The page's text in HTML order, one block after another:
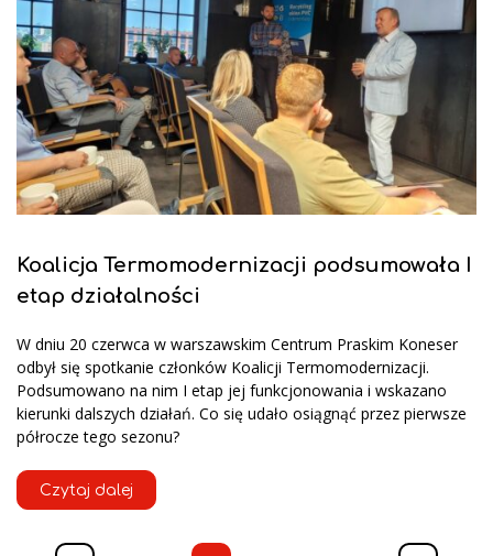
Koalicja Termomodernizacji podsumowała I
etap działalności
W dniu 20 czerwca w warszawskim Centrum Praskim Koneser
odbył się spotkanie członków Koalicji Termomodernizacji.
Podsumowano na nim I etap jej funkcjonowania i wskazano
kierunki dalszych działań. Co się udało osiągnąć przez pierwsze
półrocze tego sezonu?
Czytaj dalej